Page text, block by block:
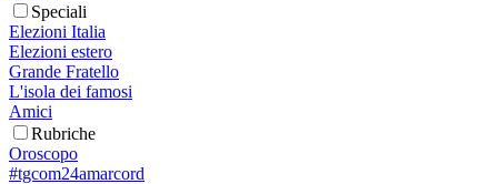
Speciali
Elezioni Italia
Elezioni estero
Grande Fratello
L'isola dei famosi
Amici
Rubriche
Oroscopo
#tgcom24amarcord